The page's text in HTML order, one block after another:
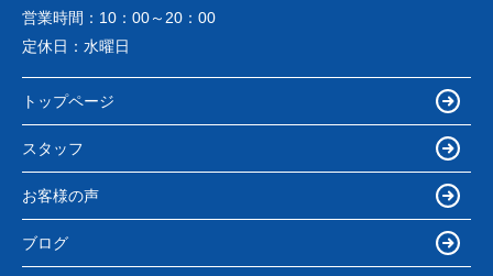
営業時間： 10：00～20：00
定休日： 水曜日
トップページ
スタッフ
お客様の声
ブログ